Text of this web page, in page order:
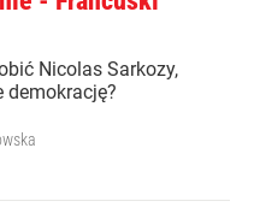
Nicolas Sarkozy,
demokrację?